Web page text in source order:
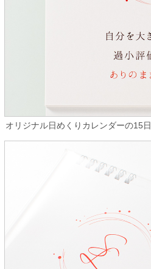
オリジナル日めくりカレンダーの15日